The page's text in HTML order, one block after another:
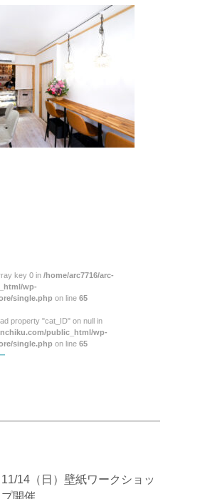
key 0 in /home/arc7716/arc-
wp-
single.php on line 65
property "cat_ID" on null in
public_html/wp-
single.php on line 65
11/14（日）壁紙ワークショッ